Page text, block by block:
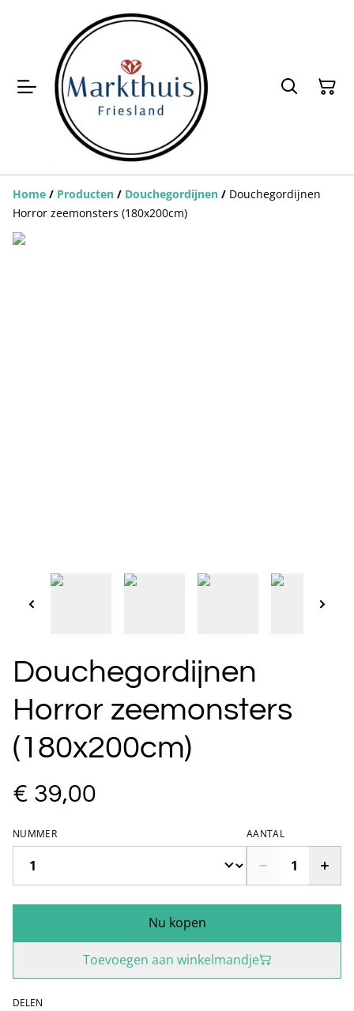
Home / Producten / Douchegordijnen / Douchegordijnen
Horror zeemonsters (180x200cm)
Douchegordijnen
Horror zeemonsters
(180x200cm)
€ 39,00
NUMMER AANTAL
Nu kopen
Toevoegen aan winkelmandje
DELEN